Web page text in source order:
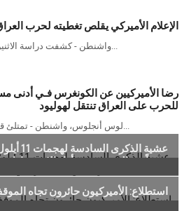
الإعلام الأميركي يقلص تغطيته لحرب
رضا الأميركيين عن الكونغرس فـي أدنى
للحرب على العراق تنتقل لهوليود
عشية
مزيداً من التقصير فـي أداء الاستخبارات
استطلاع: الأميركيون حائرون تجاه